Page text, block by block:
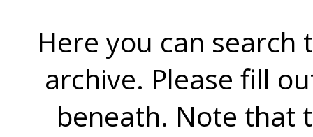
Here you can search
archive. Please fill
beneath. Note that